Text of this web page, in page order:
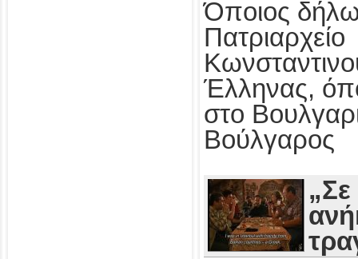
Όποιος
Πατριαρχείο
Έλληνας,
στο
Βούλγαρος